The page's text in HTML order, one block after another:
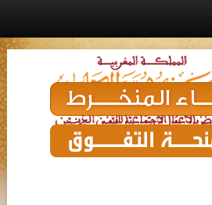
الرئيسية
المؤسســة
القيم الديني